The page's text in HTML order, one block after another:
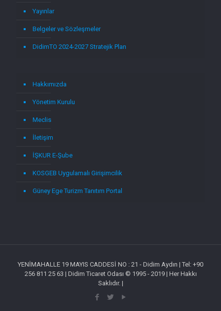
Yayınlar
Belgeler ve Sözleşmeler
DidimTO 2024-2027 Stratejik Plan
Hakkımızda
Yönetim Kurulu
Meclis
İletişim
İŞKUR E-Şube
KOSGEB Uygulamalı Girişimcilik
Güney Ege Turizm Tanıtım Portal
YENİMAHALLE 19 MAYIS CADDESİ NO : 21 - Didim Aydın | Tel: +90
256 811 25 63 | Didim Ticaret Odası © 1995 - 2019 | Her Hakkı
Saklıdır. |